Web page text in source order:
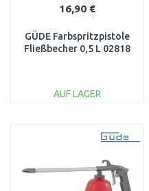
16,90 €
GÜDE Farbspritzpistole
Fließbecher 0,5 L 02818
AUF LAGER